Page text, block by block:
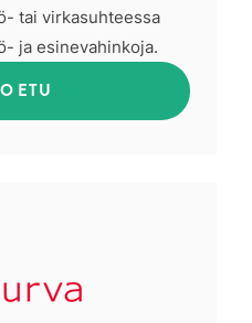
tai virkasuhteessa
ja esinevahinkoja.
ETU